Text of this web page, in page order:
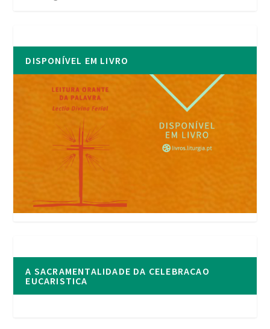
DISPONÍVEL EM LIVRO
A SACRAMENTALIDADE DA CELEBRACAO
EUCARISTICA